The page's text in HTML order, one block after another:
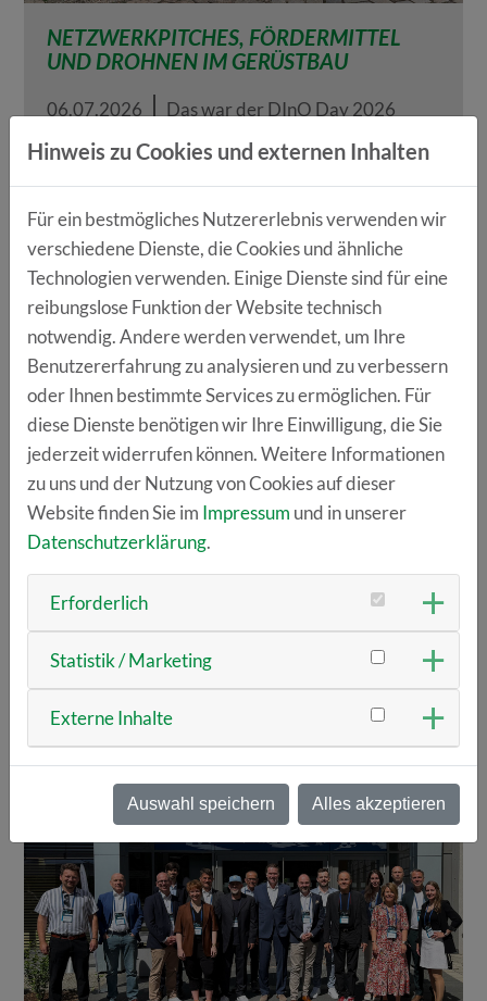
NETZWERKPITCHES, FÖRDERMITTEL
UND DROHNEN IM GERÜSTBAU
06.07.2026 Das war der DInO Day 2026
ANPASSUNG ALS SCHLÜSSEL ZUR
WETTBEWERBSFÄHIGKEIT
22.06.2026
Rückblick 3. Regensburger
Innovationskongress
WEITERLESEN
Hinweis zu Cookies und externen Inhalten
Für ein bestmögliches Nutzererlebnis verwenden wir
verschiedene Dienste, die Cookies und ähnliche
Technologien verwenden. Einige Dienste sind für eine
reibungslose Funktion der Website technisch
notwendig. Andere werden verwendet, um Ihre
Benutzererfahrung zu analysieren und zu verbessern
oder Ihnen bestimmte Services zu ermöglichen. Für
diese Dienste benötigen wir Ihre Einwilligung, die Sie
jederzeit widerrufen können. Weitere Informationen
zu uns und der Nutzung von Cookies auf dieser
Website finden Sie im Impressum und in unserer
Datenschutzerklärung.
Erforderlich
Statistik / Marketing
Externe Inhalte
Auswahl speichern Alles akzeptieren